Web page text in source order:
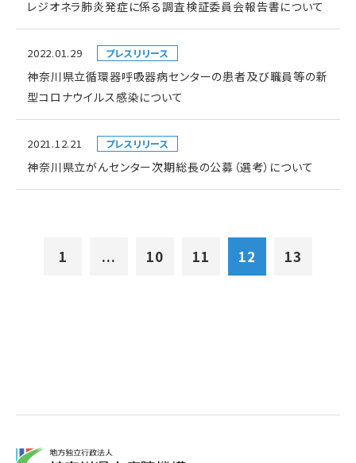
レジオネラ肺炎発症に係る調査検証委員会報告書について
2022.01.29 プレスリリース
神奈川県立循環器呼吸器病センターの患者及び職員等の新
型コロナウイルス感染について
2021.12.21 プレスリリース
神奈川県立がんセンター次期総長の公募（選考）について
1 ... 10 11 12 13